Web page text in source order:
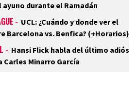
ayuno durante el Ramadán
- UCL: ¿Cuándo y donde ver el
Barcelona vs. Benfica? (+Horarios)
- Hansi Flick habla del último adiós
Carles Minarro García